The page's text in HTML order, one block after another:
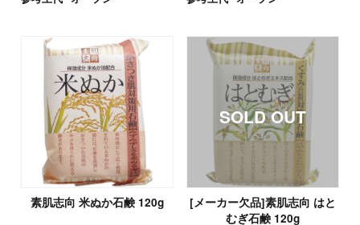
素肌志向 米ぬか石鹸 120g
[メーカー欠品]素肌志向 はと
むぎ石鹸 120g